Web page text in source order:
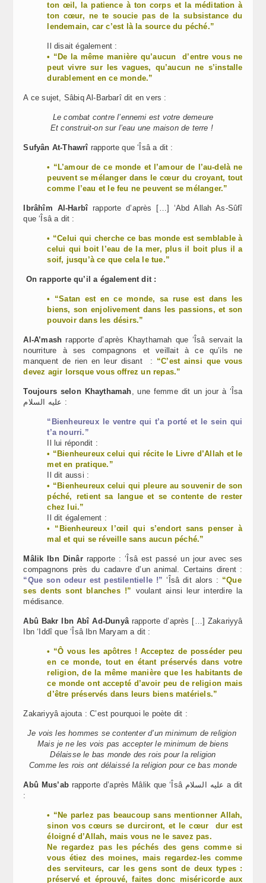
ton œil, la patience à ton corps et la méditation à
ton cœur, ne te soucie pas de la subsistance du
lendemain, car c’est là la source du péché.”
Il disait également :
• “De la même manière qu’aucun d’entre vous ne
peut vivre sur les vagues, qu’aucun ne s’installe
durablement en ce monde.”
A ce sujet, Sâbiq Al-Barbarî dit en vers :
Le combat contre l’ennemi est votre demeure
Et construit-on sur l’eau une maison de terre !
Sufyân At-Thawrî rapporte que ‘Îsâ a dit :
• “L’amour de ce monde et l’amour de l’au-delà ne
peuvent se mélanger dans le cœur du croyant, tout
comme l’eau et le feu ne peuvent se mélanger.”
Ibrâhîm Al-Harbî rapporte d’après […] ‘Abd Allah As-Sûfî
que ‘Îsâ a dit :
• “Celui qui cherche ce bas monde est semblable à
celui qui boit l’eau de la mer, plus il boit plus il a
soif, jusqu’à ce que cela le tue.”
On rapporte qu’il a également dit :
• “Satan est en ce monde, sa ruse est dans les
biens, son enjolivement dans les passions, et son
pouvoir dans les désirs.”
Al-A’mash rapporte d’après Khaythamah que ‘Îsâ servait la
nourriture à ses compagnons et veillait à ce qu’ils ne
manquent de rien en leur disant : “C’est ainsi que vous
devez agir lorsque vous offrez un repas.”
Toujours selon Khaythamah, une femme dit un jour à ‘Îsa
عليه السلام :
“Bienheureux le ventre qui t’a porté et le sein qui
t’a nourri.”
Il lui répondit :
• “Bienheureux celui qui récite le Livre d’Allah et le
met en pratique.”
Il dit aussi :
• “Bienheureux celui qui pleure au souvenir de son
péché, retient sa langue et se contente de rester
chez lui.”
Il dit également :
• “Bienheureux l’œil qui s’endort sans penser à
mal et qui se réveille sans aucun péché.”
Mâlik Ibn Dinârrapporte : ‘Îsâ est passé un jour avec ses
compagnons près du cadavre d’un animal. Certains dirent :
“Que son odeur est pestilentielle !” ‘Îsâ dit alors : “Que
ses dents sont blanches !” voulant ainsi leur interdire la
médisance.
Abû Bakr Ibn Abî Ad-Dunyârapporte d’après […] Zakariyyâ
Ibn ‘Iddî que ‘Îsâ Ibn Maryam a dit :
• “Ô vous les apôtres ! Acceptez de posséder peu
en ce monde, tout en étant préservés dans votre
religion, de la même manière que les habitants de
ce monde ont accepté d’avoir peu de religion mais
d’être préservés dans leurs biens matériels.”
Zakariyyâ ajouta : C’est pourquoi le poète dit :
Je vois les hommes se contenter d’un minimum de religion
Mais je ne les vois pas accepter le minimum de biens
Délaisse le bas monde des rois pour la religion
Comme les rois ont délaissé la religion pour ce bas monde
Abû Mus’abrapporte d’après Mâlik que ‘Îsâ عليه السلام a dit
:
• “Ne parlez pas beaucoup sans mentionner Allah,
sinon vos cœurs se durciront, et le cœur dur est
éloigné d’Allah, mais vous ne le savez pas.
Ne regardez pas les péchés des gens comme si
vous étiez des moines, mais regardez-les comme
des serviteurs, car les gens sont de deux types :
préservé et éprouvé, faites donc miséricorde aux